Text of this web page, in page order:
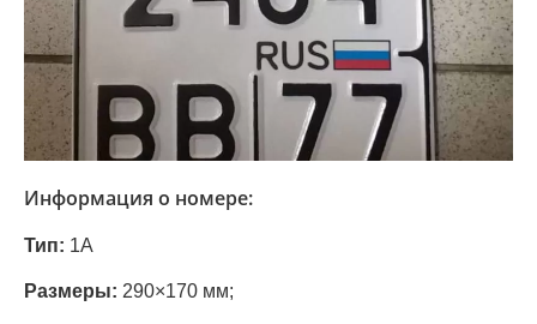
Информация о номере:
Тип: 1А
Размеры: 290×170 мм;